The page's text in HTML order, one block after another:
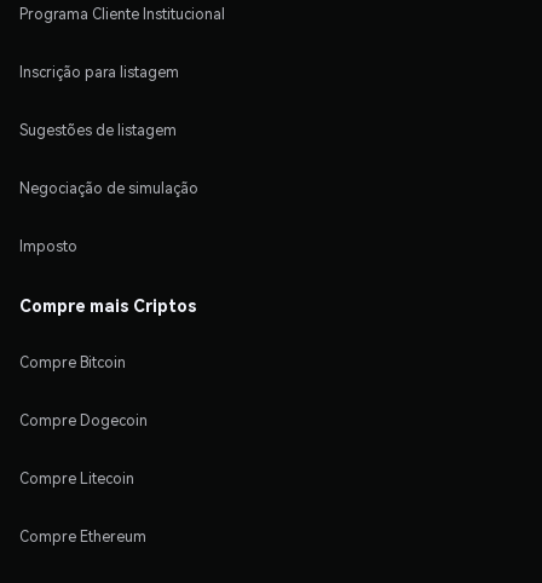
Programa Cliente Institucional
Inscrição para listagem
Sugestões de listagem
Negociação de simulação
Imposto
Compre mais Criptos
Compre Bitcoin
Compre Dogecoin
Compre Litecoin
Compre Ethereum